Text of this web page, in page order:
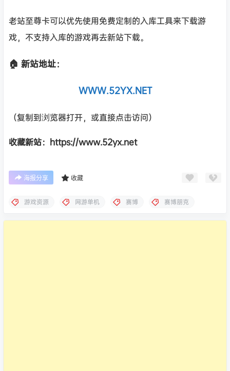
老站至尊卡可以优先使用免费定制的入库工具来下载游
戏，不支持入库的游戏再去新站下载。
🏠 新站地址：
WWW.52YX.NET
（复制到浏览器打开，或直接点击访问）
收藏新站：https://www.52yx.net
海报分享 收藏
游戏资源 网游单机 赛博 赛博朋克